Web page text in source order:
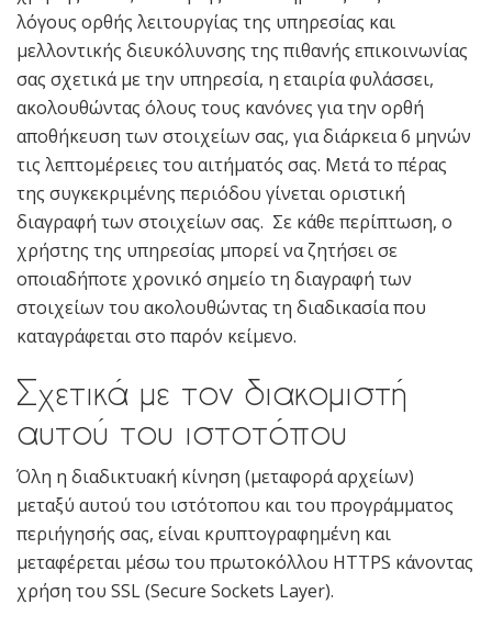
λόγους ορθής λειτουργίας της υπηρεσίας και
μελλοντικής διευκόλυνσης της πιθανής επικοινωνίας
σας σχετικά με την υπηρεσία, η εταιρία φυλάσσει,
ακολουθώντας όλους τους κανόνες για την ορθή
αποθήκευση των στοιχείων σας, για διάρκεια 6 μηνών
τις λεπτομέρειες του αιτήματός σας. Μετά το πέρας
της συγκεκριμένης περιόδου γίνεται οριστική
διαγραφή των στοιχείων σας. Σε κάθε περίπτωση, ο
χρήστης της υπηρεσίας μπορεί να ζητήσει σε
οποιαδήποτε χρονικό σημείο τη διαγραφή των
στοιχείων του ακολουθώντας τη διαδικασία που
καταγράφεται στο παρόν κείμενο.
Σχετικά με τον διακομιστή
αυτού του ιστοτόπου
Όλη η διαδικτυακή κίνηση (μεταφορά αρχείων)
μεταξύ αυτού του ιστότοπου και του προγράμματος
περιήγησής σας, είναι κρυπτογραφημένη και
μεταφέρεται μέσω του πρωτοκόλλου HTTPS κάνοντας
χρήση του SSL (Secure Sockets Layer).